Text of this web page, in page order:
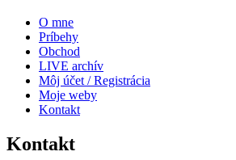
O mne
Príbehy
Obchod
LIVE archív
Môj účet / Registrácia
Moje weby
Kontakt
Kontakt